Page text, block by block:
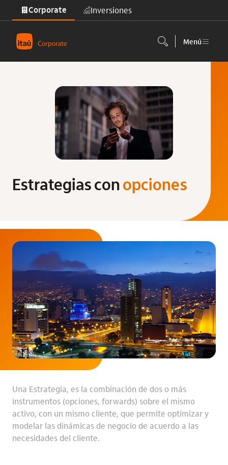
Saltar al contenido principal
Corporate Inversiones
Menú
Estrategias con opciones
Una Estrategia, es la combinación de dos o más
instrumentos (opciones, forwards) sobre el mismo
activo, con un mismo cliente, que permite optimizar y
modelar las dinámicas de negocio de acuerdo a las
necesidades del cliente.